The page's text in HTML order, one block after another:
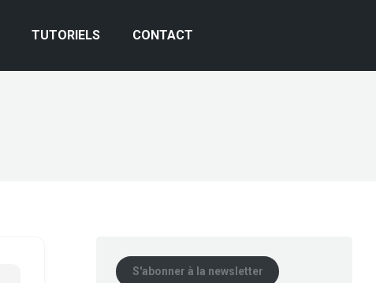
TUTORIELS CONTACT
S'abonner à la newsletter